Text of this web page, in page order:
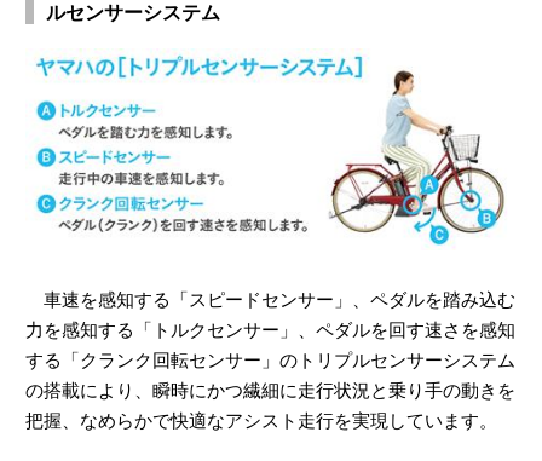
ルセンサーシステム
車速を感知する「スピードセンサー」、ペダルを踏み込む
力を感知する「トルクセンサー」、ペダルを回す速さを感知
する「クランク回転センサー」のトリプルセンサーシステム
の搭載により、瞬時にかつ繊細に走行状況と乗り手の動きを
把握、なめらかで快適なアシスト走行を実現しています。